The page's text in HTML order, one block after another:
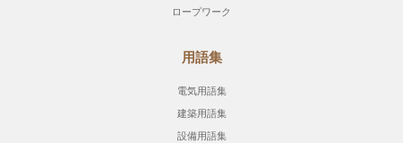
ロープワーク
用語集
電気用語集
建築用語集
設備用語集